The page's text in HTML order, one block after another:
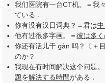
我们医院有一台CT机。＝我
ている ．
你有没有汉日词典？＝君は中
他有过很多字画。＝彼は多
你还有活儿干 gàn 吗？〔＋
のか？
我现在有时间解决这个问题
題を解決する時間がある．